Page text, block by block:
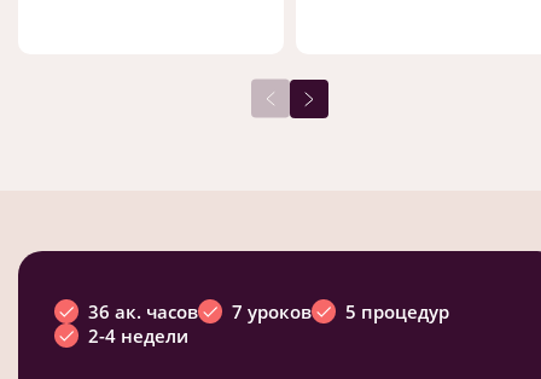
36 ак. часов 7 уроков
5 процедур
2-4 недели